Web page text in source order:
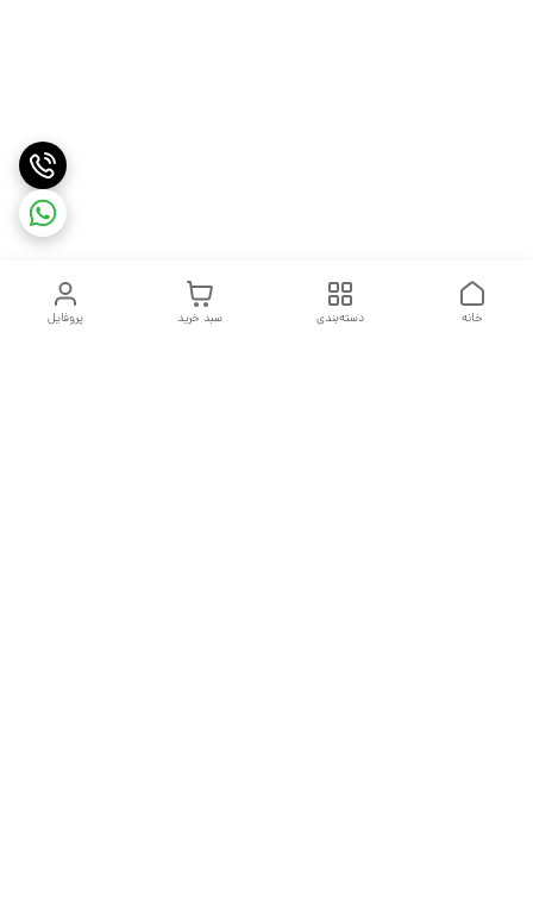
پروفایل سبد خرید دسته‌بندی خانه